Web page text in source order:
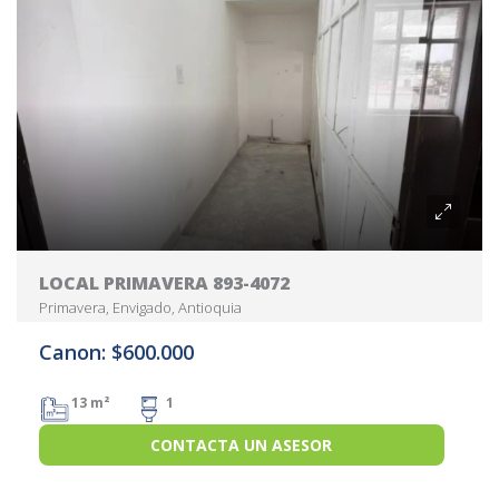
LOCAL PRIMAVERA 893-4072
Primavera, Envigado, Antioquia
Canon: $600.000
13 m² 1
CONTACTA UN ASESOR